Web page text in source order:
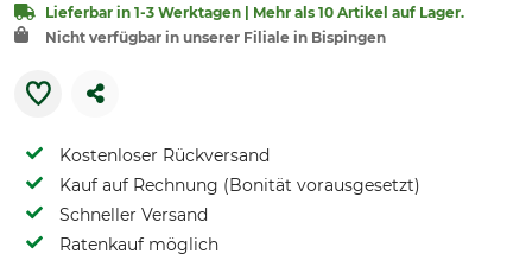
Lieferbar in 1-3 Werktagen | Mehr als 10 Artikel auf Lager.
Nicht verfügbar in unserer Filiale in Bispingen
Kostenloser Rückversand
Kauf auf Rechnung (Bonität vorausgesetzt)
Schneller Versand
Ratenkauf möglich